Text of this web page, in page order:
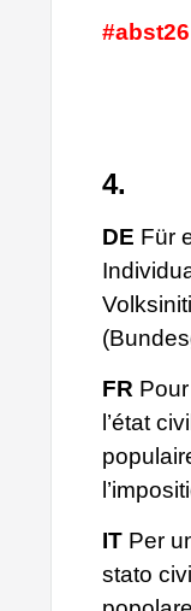
4.
DE Für
FR
l’état
IT Per
stato